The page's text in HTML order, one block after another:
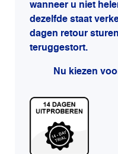
wanneer u niet
dezelfde staat
dagen retour
teruggestort.
Nu kiezen